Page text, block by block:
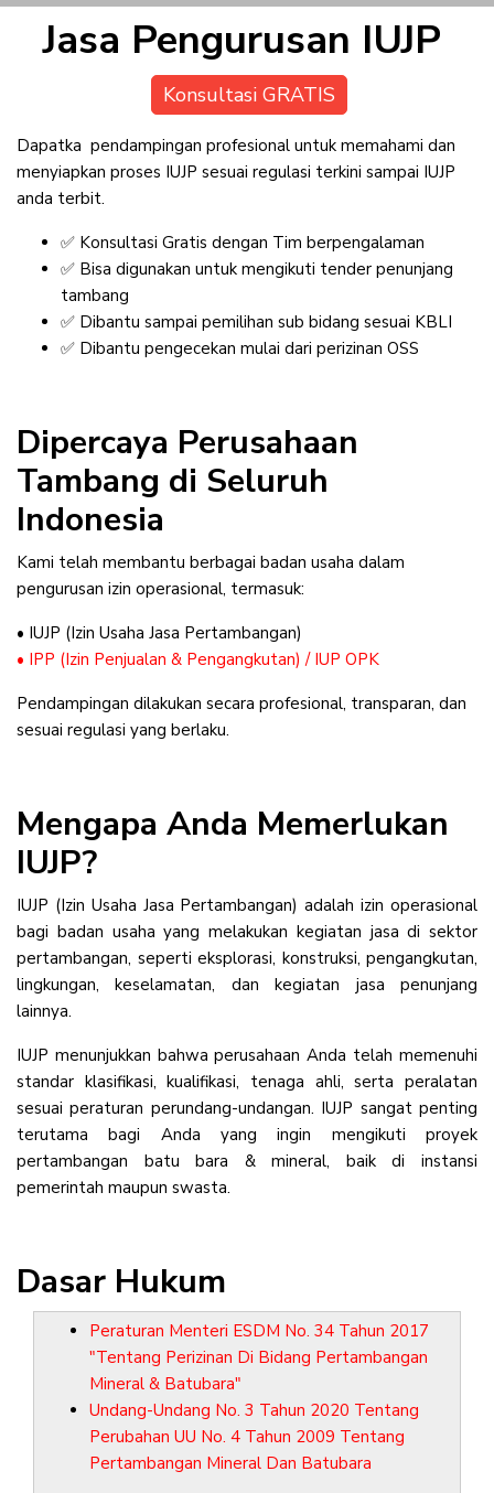
Jasa Pengurusan IUJP
Konsultasi GRATIS
Dapatka pendampingan profesional untuk memahami dan
menyiapkan proses IUJP sesuai regulasi terkini sampai IUJP
anda terbit.
✅ Konsultasi Gratis dengan Tim berpengalaman
✅ Bisa digunakan untuk mengikuti tender penunjang
tambang
✅ Dibantu sampai pemilihan sub bidang sesuai KBLI
✅ Dibantu pengecekan mulai dari perizinan OSS
Dipercaya Perusahaan
Tambang di Seluruh
Indonesia
Kami telah membantu berbagai badan usaha dalam
pengurusan izin operasional, termasuk:
• IUJP (Izin Usaha Jasa Pertambangan)
• IPP (Izin Penjualan & Pengangkutan) / IUP OPK
Pendampingan dilakukan secara profesional, transparan, dan
sesuai regulasi yang berlaku.
Mengapa Anda Memerlukan
IUJP?
IUJP (Izin Usaha Jasa Pertambangan) adalah izin operasional
bagi badan usaha yang melakukan kegiatan jasa di sektor
pertambangan, seperti eksplorasi, konstruksi, pengangkutan,
lingkungan, keselamatan, dan kegiatan jasa penunjang
lainnya.
IUJP menunjukkan bahwa perusahaan Anda telah memenuhi
standar klasifikasi, kualifikasi, tenaga ahli, serta peralatan
sesuai peraturan perundang-undangan. IUJP sangat penting
terutama bagi Anda yang ingin mengikuti proyek
pertambangan batu bara & mineral, baik di instansi
pemerintah maupun swasta.
Dasar Hukum
Peraturan Menteri ESDM No. 34 Tahun 2017
"Tentang Perizinan Di Bidang Pertambangan
Mineral & Batubara"
Undang-Undang No. 3 Tahun 2020 Tentang
Perubahan UU No. 4 Tahun 2009 Tentang
Pertambangan Mineral Dan Batubara